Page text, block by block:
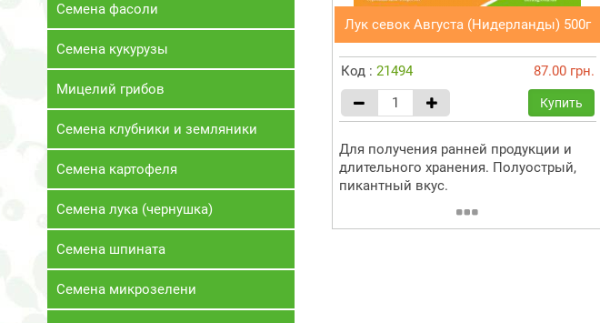
Семена фасоли
Семена кукурузы
Мицелий грибов
Семена клубники и земляники
Семена картофеля
Семена лука (чернушка)
Семена шпината
Семена микрозелени
Лук севок Августа (Нидерланды) 500г
Код : 21494 87.00 грн.
Купить
Для получения ранней продукции и
длительного хранения. Полуострый,
пикантный вкус.